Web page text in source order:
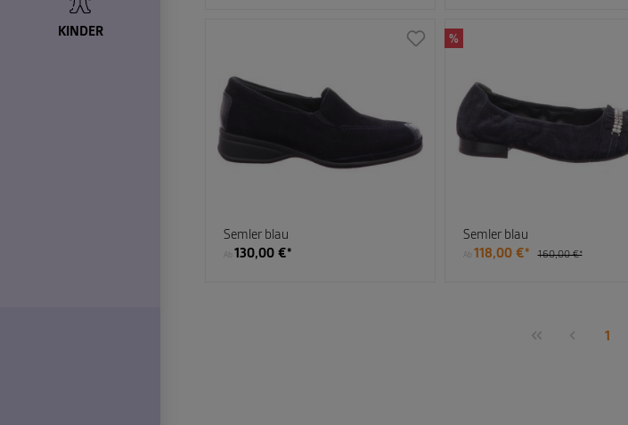
KINDER
Semler blau
Ab 130,00 €*
%
Semler blau
Ab 118,00 €* 160,00 €*
1